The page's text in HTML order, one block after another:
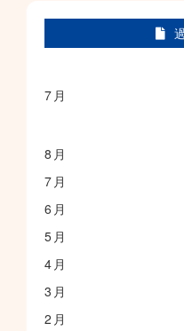
7月
8月
7月
6月
5月
4月
3月
2月